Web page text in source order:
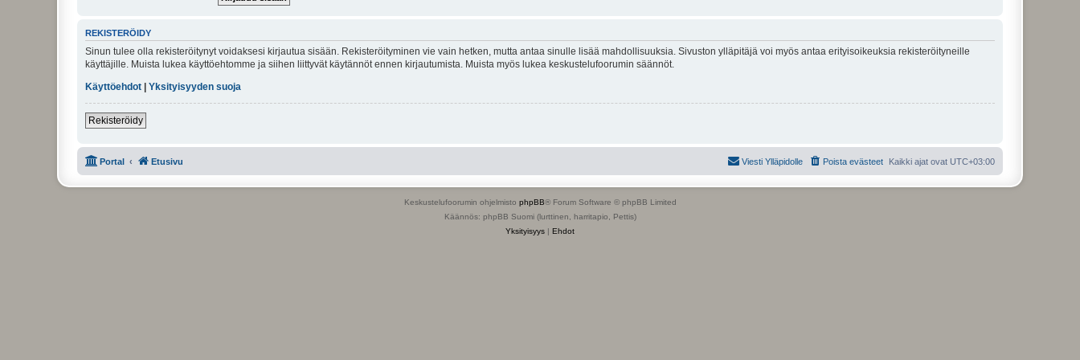
REKISTERÖIDY
Sinun tulee olla rekisteröitynyt voidaksesi kirjautua sisään. Rekisteröityminen vie vain hetken, mutta antaa sinulle lisää mahdollisuuksia. Sivuston ylläpitäjä voi myös antaa erityisoikeuksia rekisteröityneille
käyttäjille. Muista lukea käyttöehtomme ja siihen liittyvät käytännöt ennen kirjautumista. Muista myös lukea keskustelufoorumin säännöt.
Käyttöehdot
Yksityisyyden suoja
Rekisteröidy
Portal Etusivu Kaikki ajat ovat UTC+03:00
Poista evästeet
Viesti Ylläpidolle
Keskustelufoorumin ohjelmisto phpBB® Forum Software © phpBB Limited
Käännös: phpBB Suomi (lurttinen, harritapio, Pettis)
Yksityisyys | Ehdot